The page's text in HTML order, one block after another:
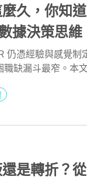
久，你知
據決策思維
仍憑經驗與感覺制
職缺漏斗最窄。本
讓每一分招募預算
是轉折？